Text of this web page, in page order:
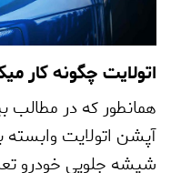
اتولایت چگونه کار
همانطور که در مطالب
آپشن اتولایت
شیشه جلویی خودرو